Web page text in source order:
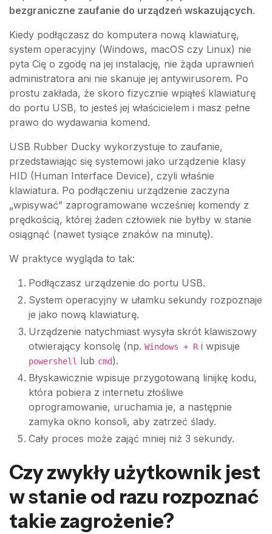
bezgraniczne zaufanie do urządzeń wskazujących.
Kiedy podłączasz do komputera nową klawiaturę,
system operacyjny (Windows, macOS czy Linux) nie
pyta Cię o zgodę na jej instalację, nie żąda uprawnień
administratora ani nie skanuje jej antywirusorem. Po
prostu zakłada, że skoro fizycznie wpiąłeś klawiaturę
do portu USB, to jesteś jej właścicielem i masz pełne
prawo do wydawania komend.
USB Rubber Ducky wykorzystuje to zaufanie,
przedstawiając się systemowi jako urządzenie klasy
HID (Human Interface Device), czyli właśnie
klawiatura. Po podłączeniu urządzenie zaczyna
„wpisywać” zaprogramowane wcześniej komendy z
prędkością, której żaden człowiek nie byłby w stanie
osiągnąć (nawet tysiące znaków na minutę).
W praktyce wygląda to tak:
Podłączasz urządzenie do portu USB.
System operacyjny w ułamku sekundy rozpoznaje
je jako nową klawiaturę.
Urządzenie natychmiast wysyła skrót klawiszowy
otwierający konsolę (np. Windows + Ri wpisuje
powershell lub cmd).
Błyskawicznie wpisuje przygotowaną linijkę kodu,
która pobiera z internetu złośliwe
oprogramowanie, uruchamia je, a następnie
zamyka okno konsoli, aby zatrzeć ślady.
Cały proces może zająć mniej niż 3 sekundy.
Czy zwykły użytkownik jest
w stanie od razu rozpoznać
takie zagrożenie?